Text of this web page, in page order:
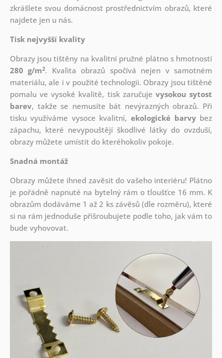
zkrášlete svou domácnost prostřednictvím obrazů, které
najdete jen u nás.
Tisk nejvyšší kvality
Obrazy jsou tištěny na kvalitní pružné plátno s hmotností
280 g/m2. Kvalita obrazů spočívá nejen v samotném
materiálu, ale i v použité technologii. Obrazy jsou tištěné
pomalu ve vysoké kvalitě, tisk zaručuje vysokou sytost
barev, takže se nemusíte bát nevýrazných obrazů. Při
tisku využíváme vysoce kvalitní,ekologické barvybez
zápachu, které nevypouštějí škodlivé látky do ovzduší,
obrazy můžete umístit do kteréhokoliv pokoje.
Snadná montáž
Obrazy můžete ihned zavěsit do vašeho interiéru! Plátno
je pořádně napnuté na bytelný rám o tloušťce 16 mm. K
obrazům dodáváme 1 až 2 ks závěsů (dle rozměru), které
si na rám jednoduše přišroubujete podle toho, jak vám to
bude vyhovovat.